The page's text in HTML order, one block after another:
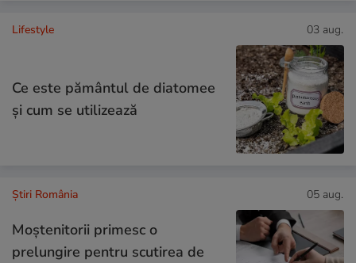
Lifestyle 03 aug.
Ce este pământul de diatomee
și cum se utilizează
Știri România 05 aug.
Moștenitorii primesc o
prelungire pentru scutirea de